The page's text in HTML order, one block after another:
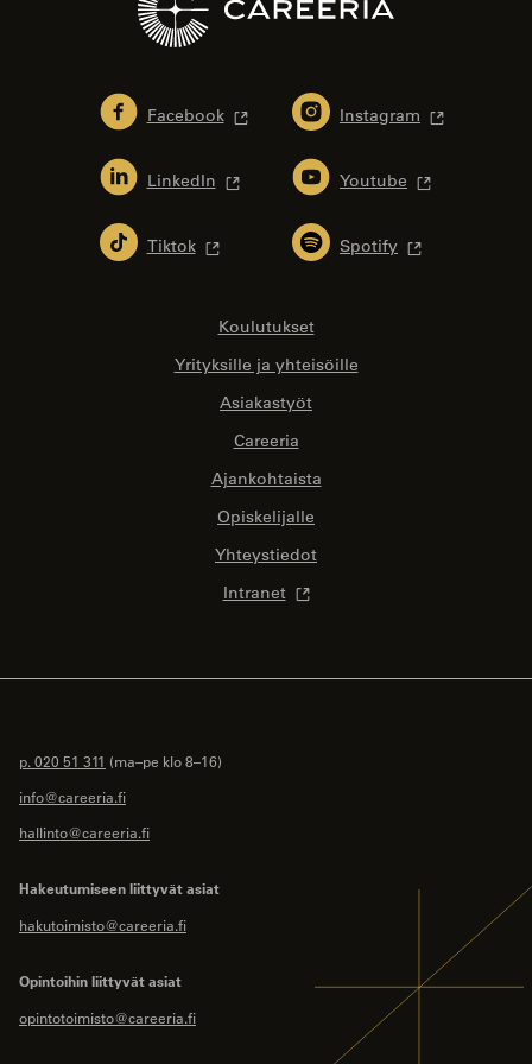
Facebook Instagram
LinkedIn Youtube
Tiktok Spotify
Koulutukset
Yrityksille ja yhteisöille
Asiakastyöt
Careeria
Ajankohtaista
Opiskelijalle
Yhteystiedot
Intranet
p. 020 51 311 (ma–pe klo 8–16)
info@careeria.fi
hallinto@careeria.fi
Hakeutumiseen liittyvät asiat
hakutoimisto@careeria.fi
Opintoihin liittyvät asiat
opintotoimisto@careeria.fi